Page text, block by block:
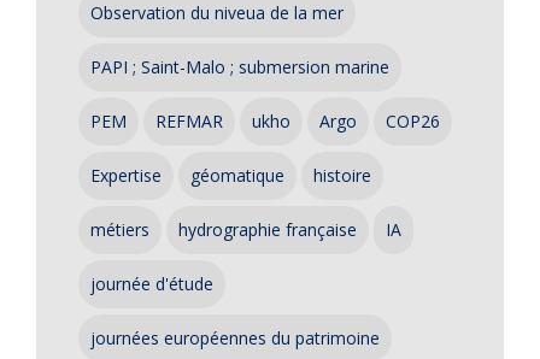
Observation du niveua de la mer
PAPI ; Saint-Malo ; submersion marine
PEM REFMAR ukho Argo COP26
Expertise géomatique histoire
métiers hydrographie française IA
journée d'étude
journées européennes du patrimoine